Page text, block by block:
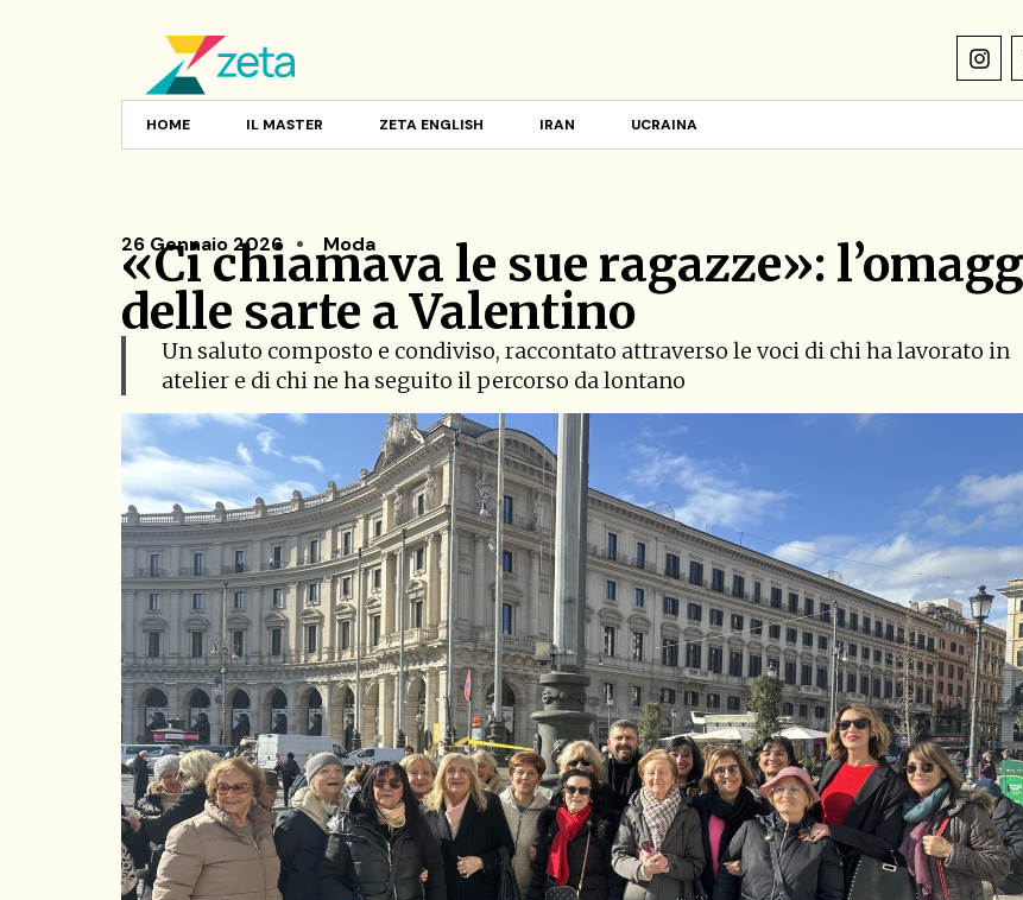
HOME IL MASTER ZETA ENGLISH IRAN UCRAINA
26 Gennaio 2026 Moda
«Ci chiamava le sue ragazze»:
delle sarte a Valentino
Un saluto composto e condiviso, raccontato attraverso le voci di chi ha lavorato in
atelier e di chi ne ha seguito il percorso da lontano